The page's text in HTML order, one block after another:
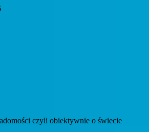
czyli obiektywnie o świecie